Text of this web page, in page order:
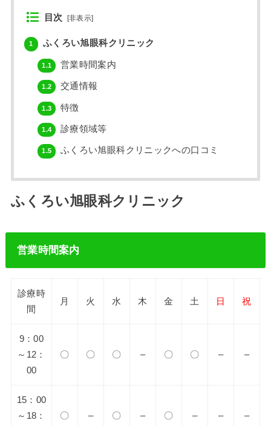
目次 [非表示]
1 ふくろい旭眼科クリニック
1.1 営業時間案内
1.2 交通情報
1.3 特徴
1.4 診療領域等
1.5 ふくろい旭眼科クリニックへの口コミ
ふくろい旭眼科クリニック
営業時間案内
診療時
間
月 火 水 木 金 土 日 祝
9：00
～12：
00
〇 〇 〇 – 〇 〇 – –
15：00
～18：
〇 – 〇 – 〇 – – –